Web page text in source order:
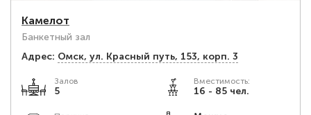
Камелот
Банкетный зал
Адрес: Омск, ул. Красный путь, 153, корп. 3
Залов
5
Вместимость:
16 - 85 чел.